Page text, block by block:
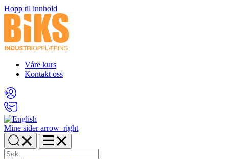
Hopp til innhold
Våre kurs
Kontakt oss
Mine sider arrow_right